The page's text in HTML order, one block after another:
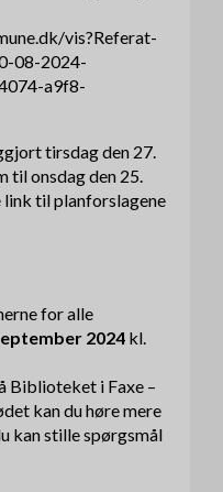
vis?Referat-
08-2024-
a9f8-
tirsdag den 27.
til onsdag den 25.
link til planforslagene
for alle
2024 kl.
Biblioteket i Faxe –
kan du høre mere
kan stille spørgsmål